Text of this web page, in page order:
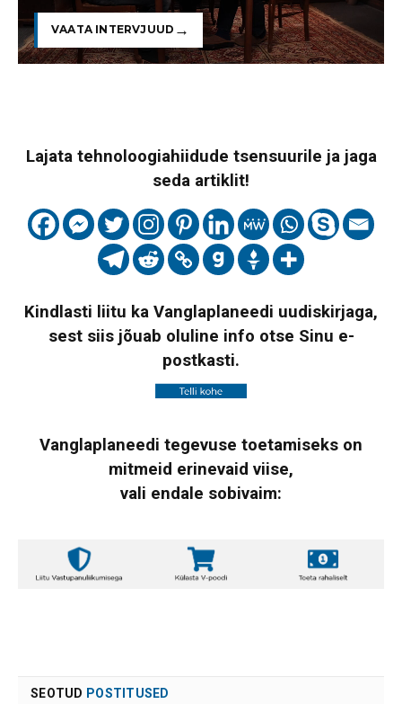
VAATA INTERVJUUD
Lajata tehnoloogiahiidude tsensuurile ja jaga
seda artiklit!
Kindlasti liitu ka Vanglaplaneedi uudiskirjaga,
sest siis jõuab oluline info otse Sinu e-
postkasti.
Vanglaplaneedi tegevuse toetamiseks on
mitmeid erinevaid viise,
vali endale sobivaim:
SEOTUD POSTITUSED